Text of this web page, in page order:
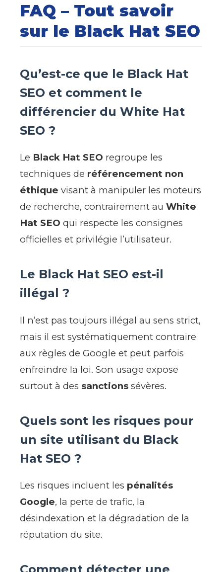
FAQ – Tout savoir
sur le Black Hat SEO
Qu’est-ce que le Black Hat
SEO et comment le
différencier du White Hat
SEO ?
Le Black Hat SEO regroupe les
techniques de référencement non
éthique visant à manipuler les moteurs
de recherche, contrairement au White
Hat SEO qui respecte les consignes
officielles et privilégie l’utilisateur.
Le Black Hat SEO est-il
illégal ?
Il n’est pas toujours illégal au sens strict,
mais il est systématiquement contraire
aux règles de Google et peut parfois
enfreindre la loi. Son usage expose
surtout à des sanctions sévères.
Quels sont les risques pour
un site utilisant du Black
Hat SEO ?
Les risques incluent les pénalités
Google, la perte de trafic, la
désindexation et la dégradation de la
réputation du site.